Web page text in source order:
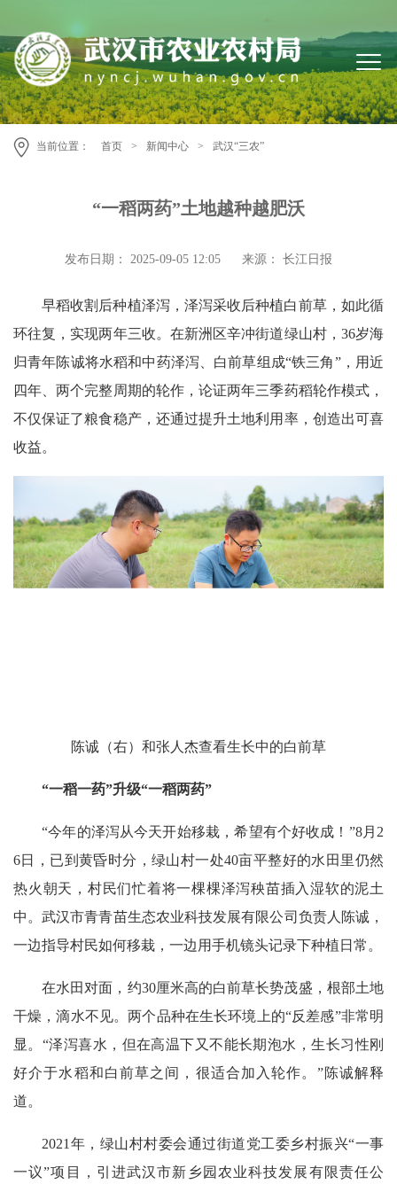
当前位置： 首页 > 新闻中心 > 武汉“三农”
“一稻两药”土地越种越肥沃
发布日期： 2025-09-05 12:05 来源： 长江日报
早稻收割后种植泽泻，泽泻采收后种植白前草，如此循
环往复，实现两年三收。在新洲区辛冲街道绿山村，36岁海
归青年陈诚将水稻和中药泽泻、白前草组成“铁三角”，用近
四年、两个完整周期的轮作，论证两年三季药稻轮作模式，
不仅保证了粮食稳产，还通过提升土地利用率，创造出可喜
收益。
陈诚（右）和张人杰查看生长中的白前草
“一稻一药”升级“一稻两药”
“今年的泽泻从今天开始移栽，希望有个好收成！”8月2
6日，已到黄昏时分，绿山村一处40亩平整好的水田里仍然
热火朝天，村民们忙着将一棵棵泽泻秧苗插入湿软的泥土
中。武汉市青青苗生态农业科技发展有限公司负责人陈诚，
一边指导村民如何移栽，一边用手机镜头记录下种植日常。
在水田对面，约30厘米高的白前草长势茂盛，根部土地
干燥，滴水不见。两个品种在生长环境上的“反差感”非常明
显。“泽泻喜水，但在高温下又不能长期泡水，生长习性刚
好介于水稻和白前草之间，很适合加入轮作。”陈诚解释
道。
2021年，绿山村村委会通过街道党工委乡村振兴“一事
一议”项目，引进武汉市新乡园农业科技发展有限责任公